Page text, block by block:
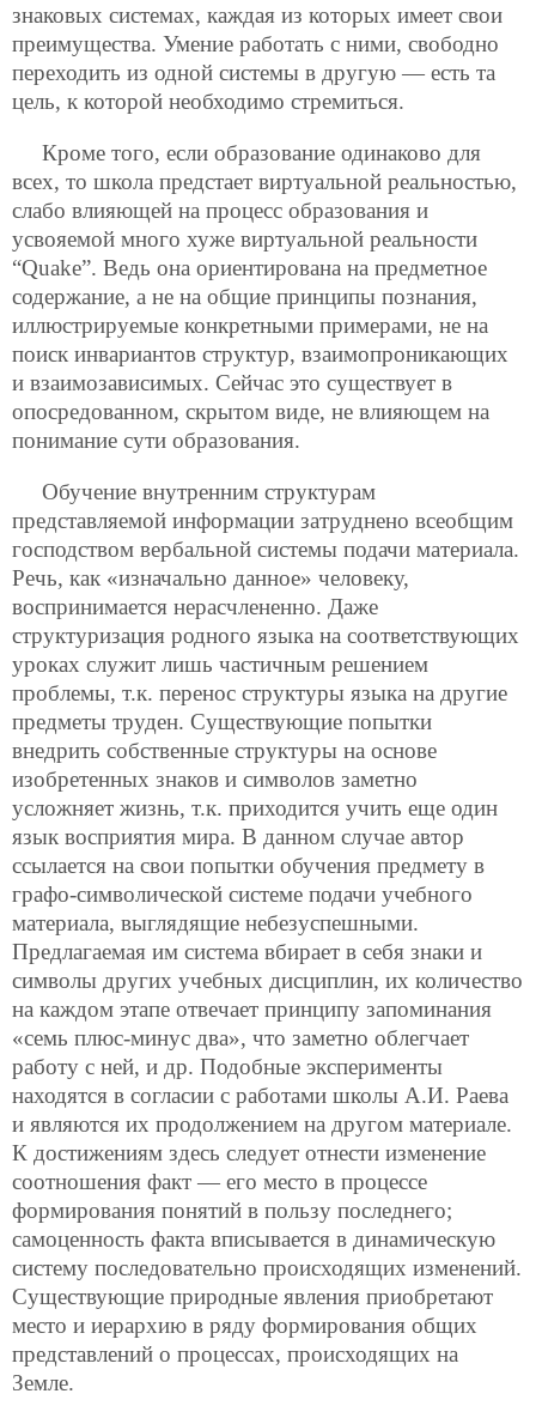
знаковых системах, каждая из которых имеет свои
преимущества. Умение работать с ними, свободно
переходить из одной системы в другую — есть та
цель, к которой необходимо стремиться.
Кроме того, если образование одинаково для
всех, то школа предстает виртуальной реальностью,
слабо влияющей на процесс образования и
усвояемой много хуже виртуальной реальности
“Quake”. Ведь она ориентирована на предметное
содержание, а не на общие принципы познания,
иллюстрируемые конкретными примерами, не на
поиск инвариантов структур, взаимопроникающих
и взаимозависимых. Сейчас это существует в
опосредованном, скрытом виде, не влияющем на
понимание сути образования.
Обучение внутренним структурам
представляемой информации затруднено всеобщим
господством вербальной системы подачи материала.
Речь, как «изначально данное» человеку,
воспринимается нерасчлененно. Даже
структуризация родного языка на соответствующих
уроках служит лишь частичным решением
проблемы, т.к. перенос структуры языка на другие
предметы труден. Существующие попытки
внедрить собственные структуры на основе
изобретенных знаков и символов заметно
усложняет жизнь, т.к. приходится учить еще один
язык восприятия мира. В данном случае автор
ссылается на свои попытки обучения предмету в
графо-символической системе подачи учебного
материала, выглядящие небезуспешными.
Предлагаемая им система вбирает в себя знаки и
символы других учебных дисциплин, их количество
на каждом этапе отвечает принципу запоминания
«семь плюс-минус два», что заметно облегчает
работу с ней, и др. Подобные эксперименты
находятся в согласии с работами школы А.И. Раева
и являются их продолжением на другом материале.
К достижениям здесь следует отнести изменение
соотношения факт — его место в процессе
формирования понятий в пользу последнего;
самоценность факта вписывается в динамическую
систему последовательно происходящих изменений.
Существующие природные явления приобретают
место и иерархию в ряду формирования общих
представлений о процессах, происходящих на
Земле.